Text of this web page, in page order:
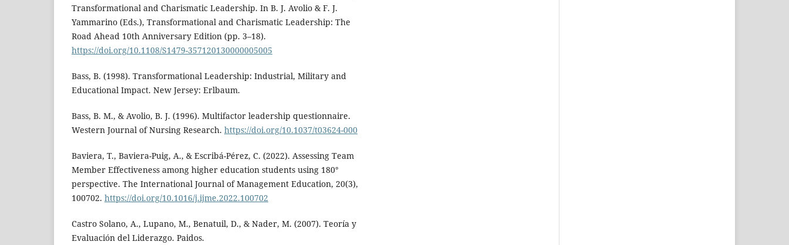
Transformational and Charismatic Leadership. In B. J. Avolio & F. J.
Yammarino (Eds.), Transformational and Charismatic Leadership: The
Road Ahead 10th Anniversary Edition (pp. 3–18).
https://doi.org/10.1108/S1479-357120130000005005
Bass, B. (1998). Transformational Leadership: Industrial, Military and
Educational Impact. New Jersey: Erlbaum.
Bass, B. M., & Avolio, B. J. (1996). Multifactor leadership questionnaire.
Western Journal of Nursing Research. https://doi.org/10.1037/t03624-000
Baviera, T., Baviera-Puig, A., & Escribá-Pérez, C. (2022). Assessing Team
Member Effectiveness among higher education students using 180°
perspective. The International Journal of Management Education, 20(3),
100702. https://doi.org/10.1016/j.ijme.2022.100702
Castro Solano, A., Lupano, M., Benatuil, D., & Nader, M. (2007). Teoría y
Evaluación del Liderazgo. Paidos.